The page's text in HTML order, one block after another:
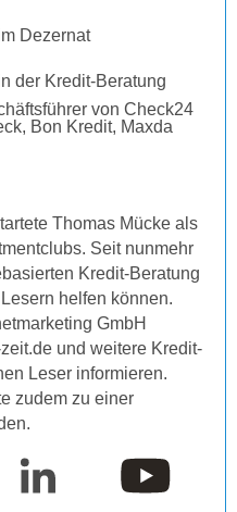
Dezernat
der Kredit-Beratung
von Check24
Bon Kredit, Maxda
Thomas Mücke als
Seit nunmehr
Kredit-Beratung
helfen können.
GmbH
und weitere Kredit-
Leser informieren.
zudem zu einer